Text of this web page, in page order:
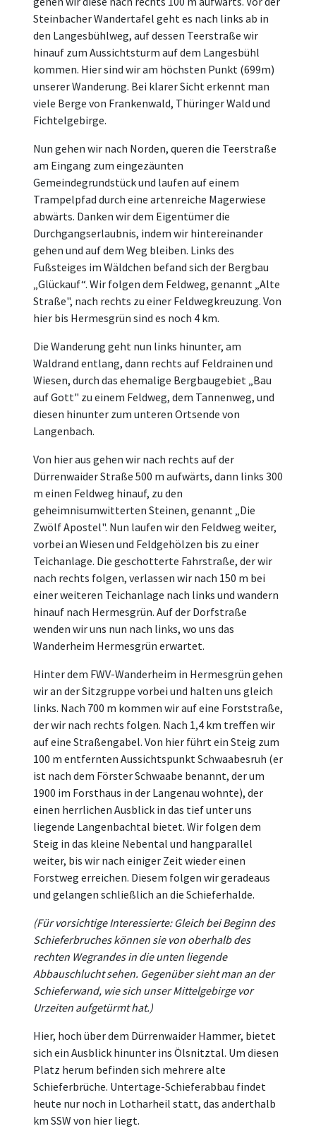
Steinbacher Wandertafel geht es nach links ab in
den Langesbühlweg, auf dessen Teerstraße wir
hinauf zum Aussichtsturm auf dem Langesbühl
kommen. Hier sind wir am höchsten Punkt (699m)
unserer Wanderung. Bei klarer Sicht erkennt man
viele Berge von Frankenwald, Thüringer Wald und
Fichtelgebirge.
Nun gehen wir nach Norden, queren die Teerstraße
am Eingang zum eingezäunten
Gemeindegrundstück und laufen auf einem
Trampelpfad durch eine artenreiche Magerwiese
abwärts. Danken wir dem Eigentümer die
Durchgangserlaubnis, indem wir hintereinander
gehen und auf dem Weg bleiben. Links des
Fußsteiges im Wäldchen befand sich der Bergbau
„Glückauf“. Wir folgen dem Feldweg, genannt „Alte
Straße", nach rechts zu einer Feldwegkreuzung. Von
hier bis Hermesgrün sind es noch 4 km.
Die Wanderung geht nun links hinunter, am
Waldrand entlang, dann rechts auf Feldrainen und
Wiesen, durch das ehemalige Bergbaugebiet „Bau
auf Gott" zu einem Feldweg, dem Tannenweg, und
diesen hinunter zum unteren Ortsende von
Langenbach.
Von hier aus gehen wir nach rechts auf der
Dürrenwaider Straße 500 m aufwärts, dann links 300
m einen Feldweg hinauf, zu den
geheimnisumwitterten Steinen, genannt „Die
Zwölf Apostel". Nun laufen wir den Feldweg weiter,
vorbei an Wiesen und Feldgehölzen bis zu einer
Teichanlage. Die geschotterte Fahrstraße, der wir
nach rechts folgen, verlassen wir nach 150 m bei
einer weiteren Teichanlage nach links und wandern
hinauf nach Hermesgrün. Auf der Dorfstraße
wenden wir uns nun nach links, wo uns das
Wanderheim Hermesgrün erwartet.
Hinter dem FWV-Wanderheim in Hermesgrün gehen
wir an der Sitzgruppe vorbei und halten uns gleich
links. Nach 700 m kommen wir auf eine Forststraße,
der wir nach rechts folgen. Nach 1,4 km treffen wir
auf eine Straßengabel. Von hier führt ein Steig zum
100 m entfernten Aussichtspunkt Schwaabesruh (er
ist nach dem Förster Schwaabe benannt, der um
1900 im Forsthaus in der Langenau wohnte), der
einen herrlichen Ausblick in das tief unter uns
liegende Langenbachtal bietet. Wir folgen dem
Steig in das kleine Nebental und hangparallel
weiter, bis wir nach einiger Zeit wieder einen
Forstweg erreichen. Diesem folgen wir geradeaus
und gelangen schließlich an die Schieferhalde.
(Für vorsichtige Interessierte: Gleich bei Beginn des
Schieferbruches können sie von oberhalb des
rechten Wegrandes in die unten liegende
Abbauschlucht sehen. Gegenüber sieht man an der
Schieferwand, wie sich unser Mittelgebirge vor
Urzeiten aufgetürmt hat.)
Hier, hoch über dem Dürrenwaider Hammer, bietet
sich ein Ausblick hinunter ins Ölsnitztal. Um diesen
Platz herum befinden sich mehrere alte
Schieferbrüche. Untertage-Schieferabbau findet
heute nur noch in Lotharheil statt, das anderthalb
km SSW von hier liegt.